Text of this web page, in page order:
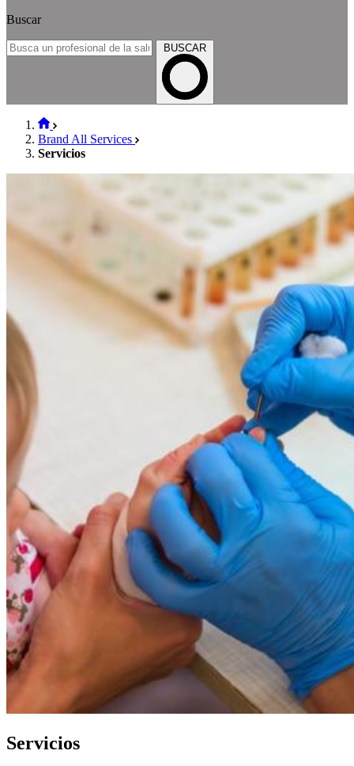
Buscar
BUSCAR
Brand All Services
Servicios
Servicios